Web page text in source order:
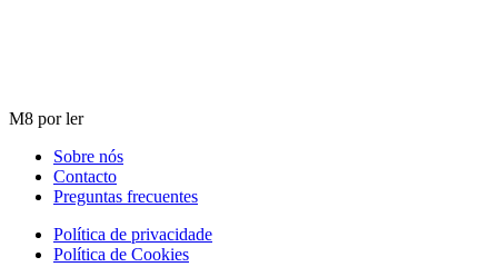
M8 por ler
Sobre nós
Contacto
Preguntas frecuentes
Política de privacidade
Política de Cookies